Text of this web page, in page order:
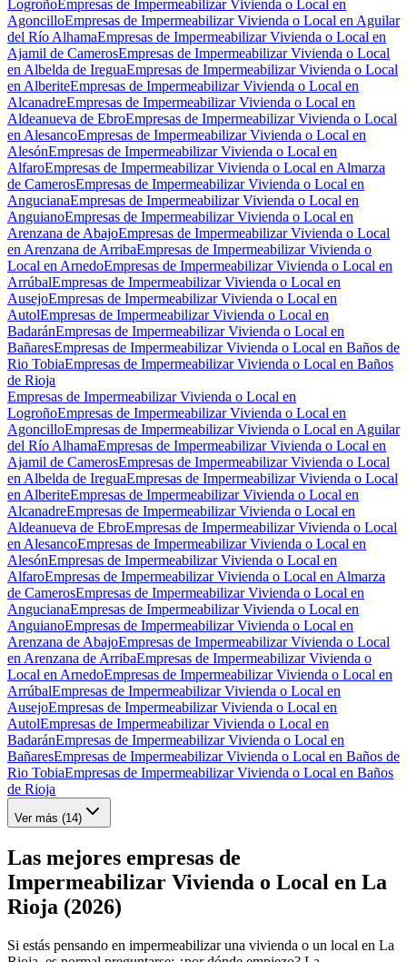
LogroñoEmpresas de Impermeabilizar Vivienda o Local en
AgoncilloEmpresas de Impermeabilizar Vivienda o Local en Aguilar
del Río AlhamaEmpresas de Impermeabilizar Vivienda o Local en
Ajamil de CamerosEmpresas de Impermeabilizar Vivienda o Local
en Albelda de IreguaEmpresas de Impermeabilizar Vivienda o Local
en AlberiteEmpresas de Impermeabilizar Vivienda o Local en
AlcanadreEmpresas de Impermeabilizar Vivienda o Local en
Aldeanueva de EbroEmpresas de Impermeabilizar Vivienda o Local
en AlesancoEmpresas de Impermeabilizar Vivienda o Local en
AlesónEmpresas de Impermeabilizar Vivienda o Local en
AlfaroEmpresas de Impermeabilizar Vivienda o Local en Almarza
de CamerosEmpresas de Impermeabilizar Vivienda o Local en
AngucianaEmpresas de Impermeabilizar Vivienda o Local en
AnguianoEmpresas de Impermeabilizar Vivienda o Local en
Arenzana de AbajoEmpresas de Impermeabilizar Vivienda o Local
en Arenzana de ArribaEmpresas de Impermeabilizar Vivienda o
Local en ArnedoEmpresas de Impermeabilizar Vivienda o Local en
ArrúbalEmpresas de Impermeabilizar Vivienda o Local en
AusejoEmpresas de Impermeabilizar Vivienda o Local en
AutolEmpresas de Impermeabilizar Vivienda o Local en
BadaránEmpresas de Impermeabilizar Vivienda o Local en
BañaresEmpresas de Impermeabilizar Vivienda o Local en Baños de
Rio TobiaEmpresas de Impermeabilizar Vivienda o Local en Baños
de Rioja
Empresas de Impermeabilizar Vivienda o Local en
LogroñoEmpresas de Impermeabilizar Vivienda o Local en
AgoncilloEmpresas de Impermeabilizar Vivienda o Local en Aguilar
del Río AlhamaEmpresas de Impermeabilizar Vivienda o Local en
Ajamil de CamerosEmpresas de Impermeabilizar Vivienda o Local
en Albelda de IreguaEmpresas de Impermeabilizar Vivienda o Local
en AlberiteEmpresas de Impermeabilizar Vivienda o Local en
AlcanadreEmpresas de Impermeabilizar Vivienda o Local en
Aldeanueva de EbroEmpresas de Impermeabilizar Vivienda o Local
en AlesancoEmpresas de Impermeabilizar Vivienda o Local en
AlesónEmpresas de Impermeabilizar Vivienda o Local en
AlfaroEmpresas de Impermeabilizar Vivienda o Local en Almarza
de CamerosEmpresas de Impermeabilizar Vivienda o Local en
AngucianaEmpresas de Impermeabilizar Vivienda o Local en
AnguianoEmpresas de Impermeabilizar Vivienda o Local en
Arenzana de AbajoEmpresas de Impermeabilizar Vivienda o Local
en Arenzana de ArribaEmpresas de Impermeabilizar Vivienda o
Local en ArnedoEmpresas de Impermeabilizar Vivienda o Local en
ArrúbalEmpresas de Impermeabilizar Vivienda o Local en
AusejoEmpresas de Impermeabilizar Vivienda o Local en
AutolEmpresas de Impermeabilizar Vivienda o Local en
BadaránEmpresas de Impermeabilizar Vivienda o Local en
BañaresEmpresas de Impermeabilizar Vivienda o Local en Baños de
Rio TobiaEmpresas de Impermeabilizar Vivienda o Local en Baños
de Rioja
Ver más (14)
Las mejores empresas de
Impermeabilizar Vivienda o Local en La
Rioja (2026)
Si estás pensando en impermeabilizar una vivienda o un local en La